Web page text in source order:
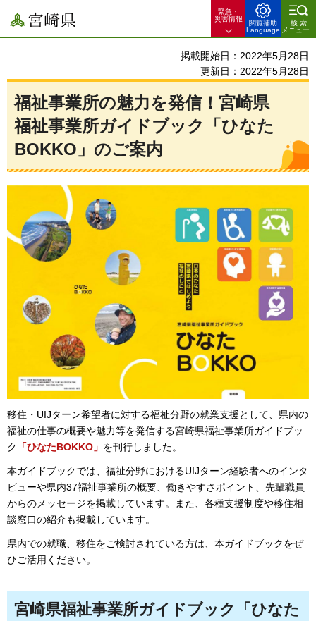
宮崎県
緊急・
災害情報
閲覧補助
Language
検索
メニュー
掲載開始日：2022年5月28日
更新日：2022年5月28日
福祉事業所の魅力を発信！宮崎県
福祉事業所ガイドブック「ひなた
BOKKO」のご案内
移住・UIJターン希望者に対する福祉分野の就業支援として、県内の
福祉の仕事の概要や魅力等を発信する宮崎県福祉事業所ガイドブッ
ク
「ひなたBOKKO」 を刊行しました。
本ガイドブックでは、福祉分野におけるUIJターン経験者へのインタ
ビューや県内37福祉事業所の概要、働きやすさポイント、先輩職員
からのメッセージを掲載しています。また、各種支援制度や移住相
談窓口の紹介も掲載しています。
県内での就職、移住をご検討されている方は、本ガイドブックをぜ
ひご活用ください。
宮崎県福祉事業所ガイドブック「ひなた